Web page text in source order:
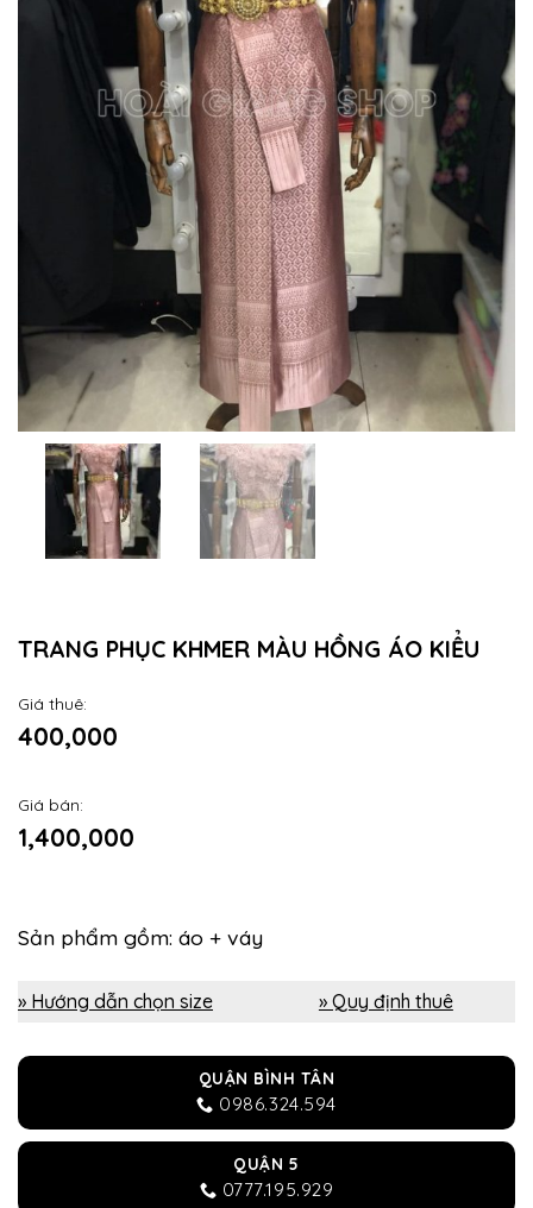
TRANG PHỤC KHMER MÀU HỒNG ÁO KIỂU
Giá thuê:
400,000
Giá bán:
1,400,000
Sản phẩm gồm: áo + váy
» Hướng dẫn chọn size » Quy định thuê
QUẬN BÌNH TÂN
0986.324.594
QUẬN 5
0777.195.929